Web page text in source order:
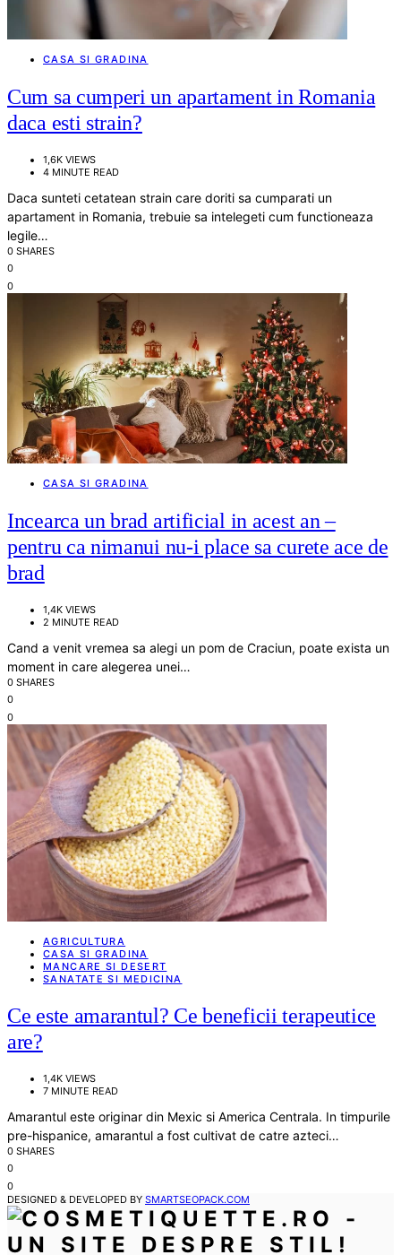
CASA SI GRADINA
Cum sa cumperi un apartament in Romania
daca esti strain?
1,6K VIEWS
4 MINUTE READ
Daca sunteti cetatean strain care doriti sa cumparati un
apartament in Romania, trebuie sa intelegeti cum functioneaza
legile…
0 SHARES
0
0
CASA SI GRADINA
Incearca un brad artificial in acest an –
pentru ca nimanui nu-i place sa curete ace de
brad
1,4K VIEWS
2 MINUTE READ
Cand a venit vremea sa alegi un pom de Craciun, poate exista un
moment in care alegerea unei…
0 SHARES
0
0
AGRICULTURA
CASA SI GRADINA
MANCARE SI DESERT
SANATATE SI MEDICINA
Ce este amarantul? Ce beneficii terapeutice
are?
1,4K VIEWS
7 MINUTE READ
Amarantul este originar din Mexic si America Centrala. In timpurile
pre-hispanice, amarantul a fost cultivat de catre azteci…
0 SHARES
0
0
DESIGNED & DEVELOPED BY SMARTSEOPACK.COM